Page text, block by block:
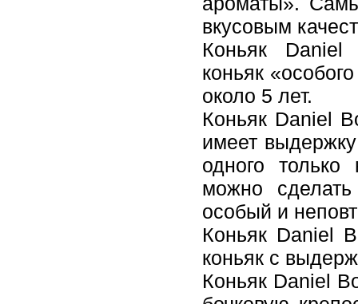
вкусовым
Коньяк
коньяк
около 5 лет.
Коньяк Daniel
имеет
одного только
можно
особый и
Коньяк Daniel
коньяк с
Коньяк Daniel